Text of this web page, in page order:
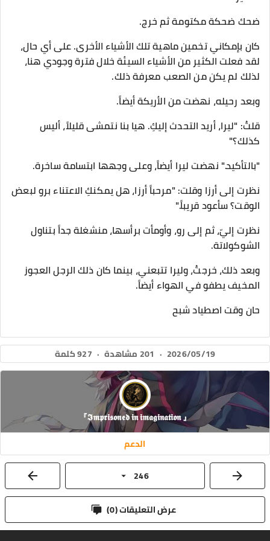
ضحك ضحكة مكتومة ثم خرج.
كان بإمكاني تخمين ماهية تلك الأشياء الأخرى. على أي حال،
لقد فعلت الكثير من الأشياء السيئة خلال فترة وجودي هنا،
لذلك لم يكن من الصعب معرفة ذلك.
وبعد رحيله، نهضت من الأريكة أيضاً.
قلتُ: "ليرا، أريد التحدث إليكِ. هيا بنا نتمشى قليلاً، أليس
كذلك؟"
"بالتأكيد." نهضت ليرا أيضاً، وعلى وجهها ابتسامة ساخرة.
نظرت إلى أرزا وقلت: "مرحباً أرزا، هل يمكنكِ الاعتناء برو لبعض
الوقت؟ سأعود قريباً."
نظرت إليّ، ثم إلى رو، وأومأت برأسها، منشغلة جداً بتناول
الشوكولاتة.
وبعد ذلك، خرجتُ، وليرا تتبعني، بينما كان ذلك الرجل العجوز
المخيف يطفو في الهواء أيضاً.
حان وقت اصطياد شبح
2026/05/19
· 201 مشاهدة · 927 كلمة
『 𝕴𝖒𝖕𝖗𝖎𝖘𝖔𝖓𝖊𝖉 𝖎𝖓 𝖎𝖒𝖆𝖌𝖎𝖓𝖆𝖙𝖎𝖔𝖓』
الدعم
246
عرض التعليقات ( 0
)